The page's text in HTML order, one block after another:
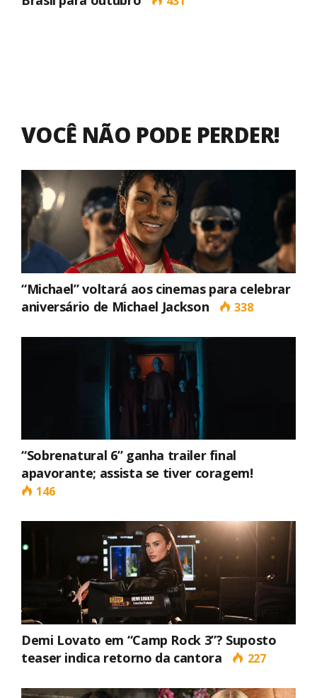
VOCÊ NÃO PODE PERDER!
“Michael” voltará aos cinemas para celebrar
aniversário de Michael Jackson
338
“Sobrenatural 6” ganha trailer final
apavorante; assista se tiver coragem!
146
Demi Lovato em “Camp Rock 3”? Suposto
teaser indica retorno da cantora
227